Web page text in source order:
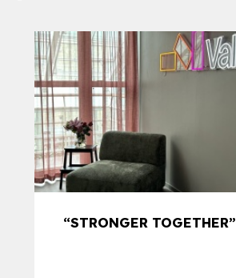
“STRONGER TOGETHER”